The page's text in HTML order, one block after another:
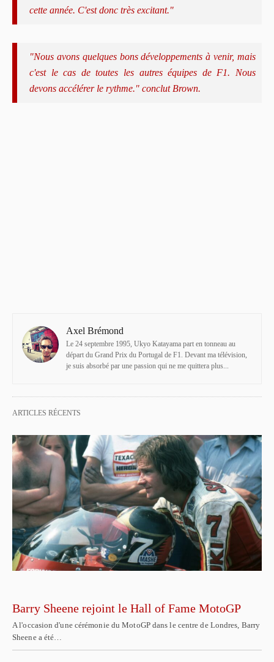
cette année. C'est donc très excitant."
"Nous avons quelques bons développements à venir, mais
c'est le cas de toutes les autres équipes de F1. Nous
devons accélérer le rythme." conclut Brown.
Axel Brémond
Le 24 septembre 1995, Ukyo Katayama part en tonneau au
départ du Grand Prix du Portugal de F1. Devant ma télévision,
je suis absorbé par une passion qui ne me quittera plus...
ARTICLES RÉCENTS
Barry Sheene rejoint le Hall of Fame MotoGP
A l'occasion d'une cérémonie du MotoGP dans le centre de Londres, Barry
Sheene a été…